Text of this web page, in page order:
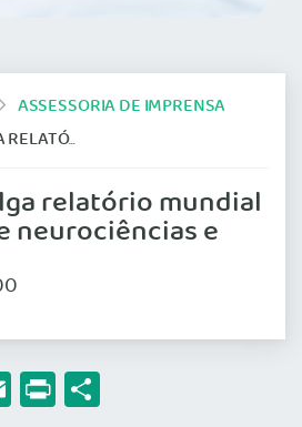
ASSESSORIA DE IMPRENSA
E DROGAS
relatório mundial
neurociências e
Email
Print